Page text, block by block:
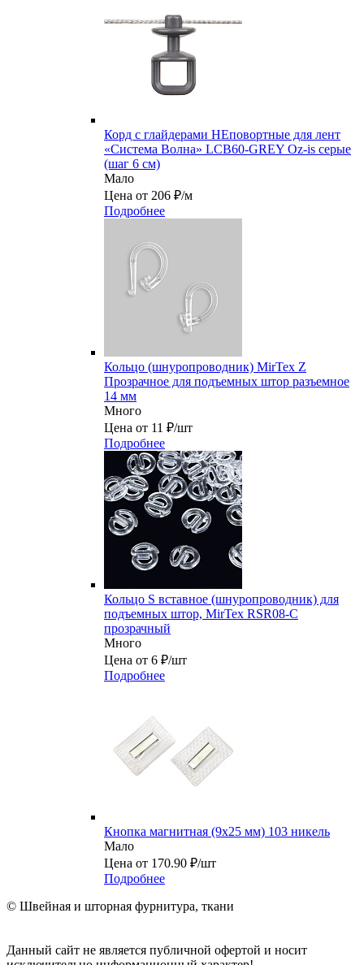
Корд с глайдерами НЕповортные для лент
«Система Волна» LCB60-GREY Oz-is серые
(шаг 6 см)
Мало
Цена от 206 ₽/м
Подробнее
Кольцо (шнуропроводник) MirTex Z
Прозрачное для подъемных штор разъемное
14 мм
Много
Цена от 11 ₽/шт
Подробнее
Кольцо S вставное (шнуропроводник) для
подъемных штор, MirTex RSR08-C
прозрачный
Много
Цена от 6 ₽/шт
Подробнее
Кнопка магнитная (9х25 мм) 103 никель
Мало
Цена от 170.90 ₽/шт
Подробнее
© Швейная и шторная фурнитура, ткани
Данный сайт не является публичной офертой и носит